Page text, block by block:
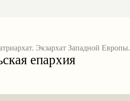
Экзархат Западной Европы.
епархия